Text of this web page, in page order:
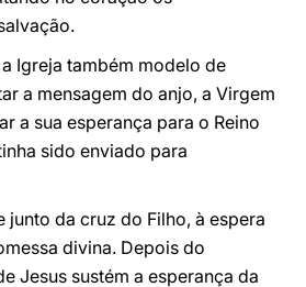
Igreja também modelo de
a mensagem do anjo, a Virgem
a sua esperança para o Reino
sido enviado para
junto da cruz do Filho, à espera
divina. Depois do
Jesus sustém a esperança da